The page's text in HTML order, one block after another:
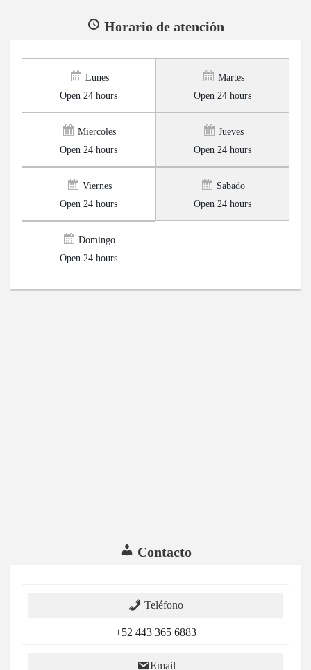
Horario de atención
Lunes
Open 24 hours
Martes
Open 24 hours
Miercoles
Open 24 hours
Jueves
Open 24 hours
Viernes
Open 24 hours
Sabado
Open 24 hours
Domingo
Open 24 hours
Contacto
Teléfono
+52 443 365 6883
Email